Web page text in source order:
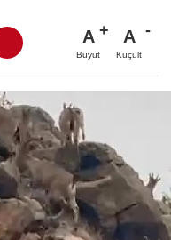
A
Büyüt
A
Küçült